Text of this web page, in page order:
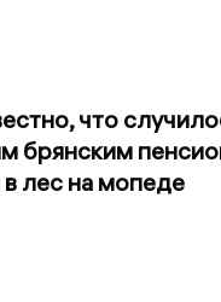
что
брянским
лес на мопеде